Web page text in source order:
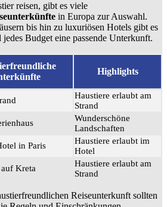
reisen, gibt es viele
in Europa zur Auswahl.
bis hin zu luxuriösen Hotels gibt es
Budget eine passende Unterkunft.
Highlights
Haustiere erlaubt am
Strand
Wunderschöne
Landschaften
in Paris
Haustiere erlaubt im
Hotel
Kreta
Haustiere erlaubt am
Strand
Reiseunterkunft sollten